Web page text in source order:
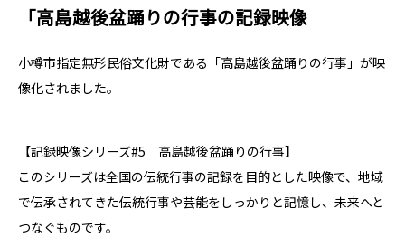
「高島越後盆踊りの行事の記録映像
小樽市指定無形民俗文化財である「高島越後盆踊りの行事」が映
像化されました。
【記録映像シリーズ#5 高島越後盆踊りの行事】
このシリーズは全国の伝統行事の記録を目的とした映像で、地域
で伝承されてきた伝統行事や芸能をしっかりと記憶し、未来へと
つなぐものです。